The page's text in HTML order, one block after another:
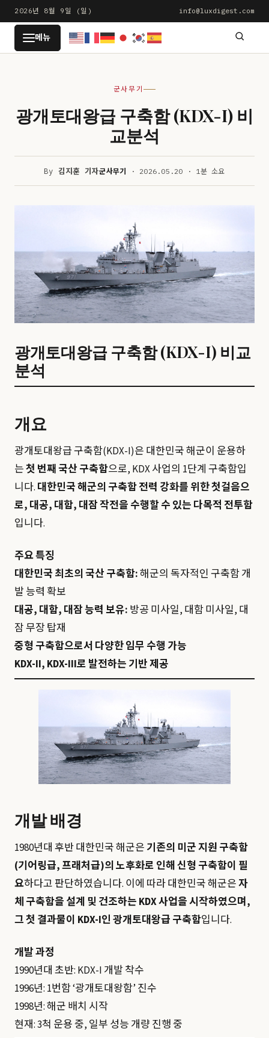
문
로
2026년 8월 9일 (일) info@luxdigest.com
LUXDIGEST
메뉴
군사무기
광개토대왕급 구축함 (KDX-I) 비
교분석
By김지훈 기자군사무기 · 2026.05.20 · 1분 소요
광개토대왕급 구축함 (KDX-I) 비교
분석
개요
광개토대왕급 구축함(KDX-I)은 대한민국 해군이 운용하
는첫 번째 국산 구축함으로, KDX 사업의 1단계 구축함입
니다. 대한민국 해군의 구축함 전력 강화를 위한 첫걸음으
로, 대공, 대함, 대잠 작전을 수행할 수 있는 다목적 전투함
입니다.
주요 특징
대한민국 최초의 국산 구축함:해군의 독자적인 구축함 개
발 능력 확보
대공, 대함, 대잠 능력 보유: 방공 미사일, 대함 미사일, 대
잠 무장 탑재
중형 구축함으로서 다양한 임무 수행 가능
KDX-II, KDX-III로 발전하는 기반 제공
개발 배경
1980년대 후반 대한민국 해군은 기존의 미군 지원 구축함
(기어링급, 프래처급)의 노후화로 인해 신형 구축함이 필
요하다고 판단하였습니다. 이에 따라 대한민국 해군은자
체 구축함을 설계 및 건조하는 KDX 사업을 시작하였으며,
그 첫 결과물이 KDX-I인 광개토대왕급 구축함입니다.
개발 과정
1990년대 초반: KDX-I 개발 착수
1996년: 1번함 ‘광개토대왕함’ 진수
1998년: 해군 배치 시작
현재: 3척 운용 중, 일부 성능 개량 진행 중